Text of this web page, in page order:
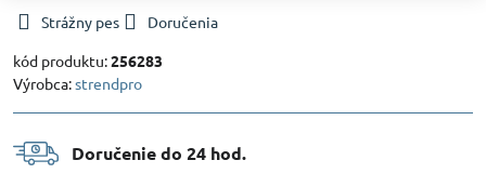
Strážny pes
Doručenia
kód produktu:256283
Výrobca:strendpro
Doručenie do 24 hod​.